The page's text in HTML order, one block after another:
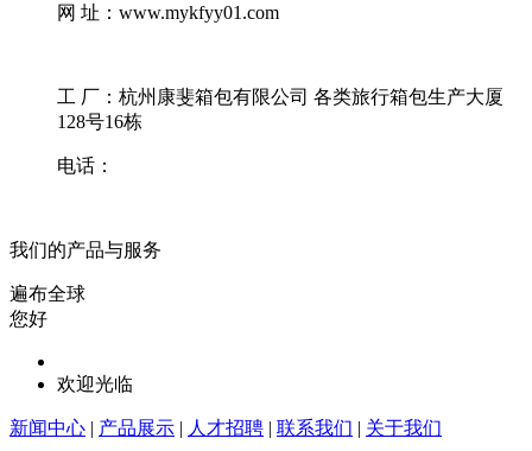
网 址：www.mykfyy01.com
工 厂：杭州康斐箱包有限公司 各类旅行箱包生产大厦
128号16栋
电话：
我们的产品与服务
遍布全球
您好
欢迎光临
新闻中心 | 产品展示 | 人才招聘 | 联系我们 | 关于我们